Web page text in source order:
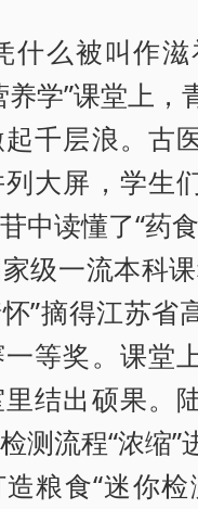
什么被叫作滋
养学”课堂上，
千层浪。古
大屏，学生
中读懂了“药
级一流本科
”摘得江苏省
等奖。课堂
结出硕果。
测流程“浓缩”
粮食“迷你检